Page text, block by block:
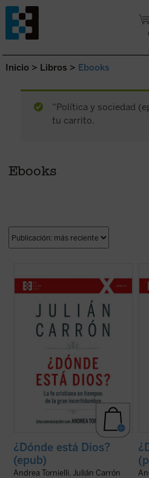
Saltar al contenido.
Inicio > Libros > Ebooks
“Política y sociedad
tu carrito.
Ebooks
vaticanista Andrea Tornielli, Julián Carrón -
-responsable de Comunión y Liberación
y otras muchas cuestiones sobre el núcleo
(ver ficha)
¿Dónde está Dios?
(epub)
Andrea Tornielli, Julián Carrón
-
y